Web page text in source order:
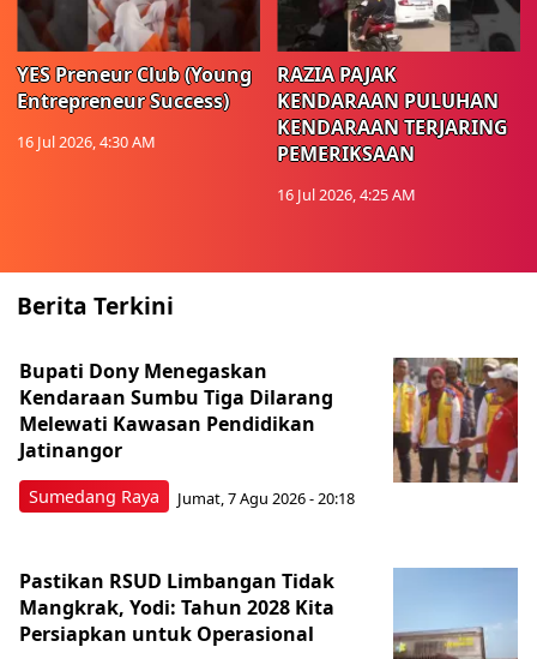
YES Preneur Club (Young
Entrepreneur Success)
16 Jul 2026, 4:30 AM
RAZIA PAJAK
KENDARAAN PULUHAN
KENDARAAN TERJARING
PEMERIKSAAN
16 Jul 2026, 4:25 AM
Berita Terkini
Sumedang Raya
Bupati Dony Menegaskan
Kendaraan Sumbu Tiga Dilarang
Melewati Kawasan Pendidikan
Jatinangor
Jumat, 7 Agu 2026 - 20:18
Pastikan RSUD Limbangan Tidak
Mangkrak, Yodi: Tahun 2028 Kita
Persiapkan untuk Operasional